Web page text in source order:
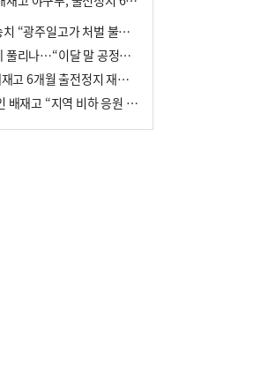
배재고 야구부 불송치 “광주일고가 처벌 불원 의사 표해”
배재고 야구부 징계 풀리나…“이달 말 공정위서 재심의”
‘스벅 구호 파문’ 배재고 6개월 출전정지 재심 신청키로
광주 찾아 고개 숙인 배재고 “지역 비하 응원 잘못”(종합)